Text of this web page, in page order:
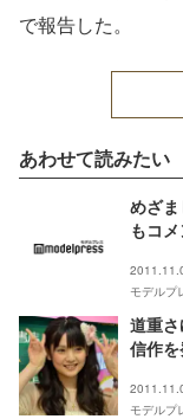
で報告した。
あわせて読みたい
めざ
もコ
モデルプ
道重
信作
モデルプ